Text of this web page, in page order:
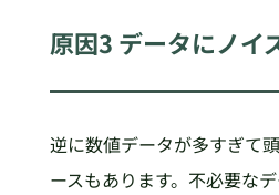
原因3 データにノイ
逆に数値データが多すぎて
ースもあります。不必要な